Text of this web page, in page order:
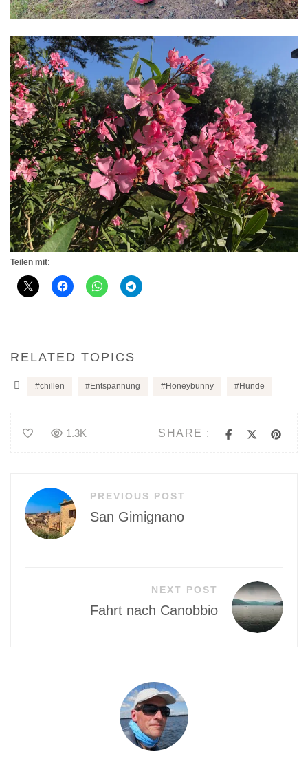
Teilen mit:
RELATED TOPICS
chillen Entspannung Honeybunny Hunde
SHARE :
1.3K
Beitragsnavigation
PREVIOUS POST
San Gimignano
NEXT POST
Fahrt nach Canobbio